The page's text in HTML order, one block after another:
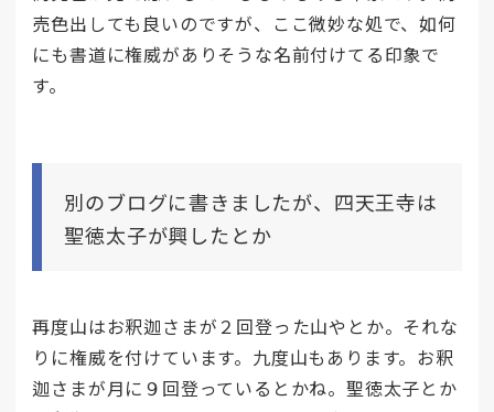
売色出しても良いのですが、ここ微妙な処で、如何
にも書道に権威がありそうな名前付けてる印象で
す。
別のブログに書きましたが、四天王寺は
聖徳太子が興したとか
再度山はお釈迦さまが２回登った山やとか。それな
りに権威を付けています。九度山もあります。お釈
迦さまが月に９回登っているとかね。聖徳太子とか